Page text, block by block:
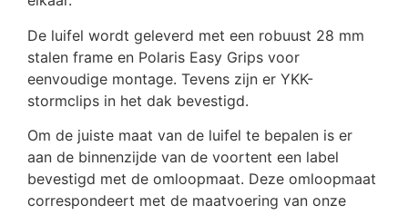
De luifel wordt geleverd met een robuust 28 mm
stalen frame en Polaris Easy Grips voor
eenvoudige montage. Tevens zijn er YKK-
stormclips in het dak bevestigd.
Om de juiste maat van de luifel te bepalen is er
aan de binnenzijde van de voortent een label
bevestigd met de omloopmaat. Deze omloopmaat
correspondeert met de maatvoering van onze